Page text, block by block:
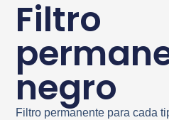
Filtro
negro
Filtro permanente para cada